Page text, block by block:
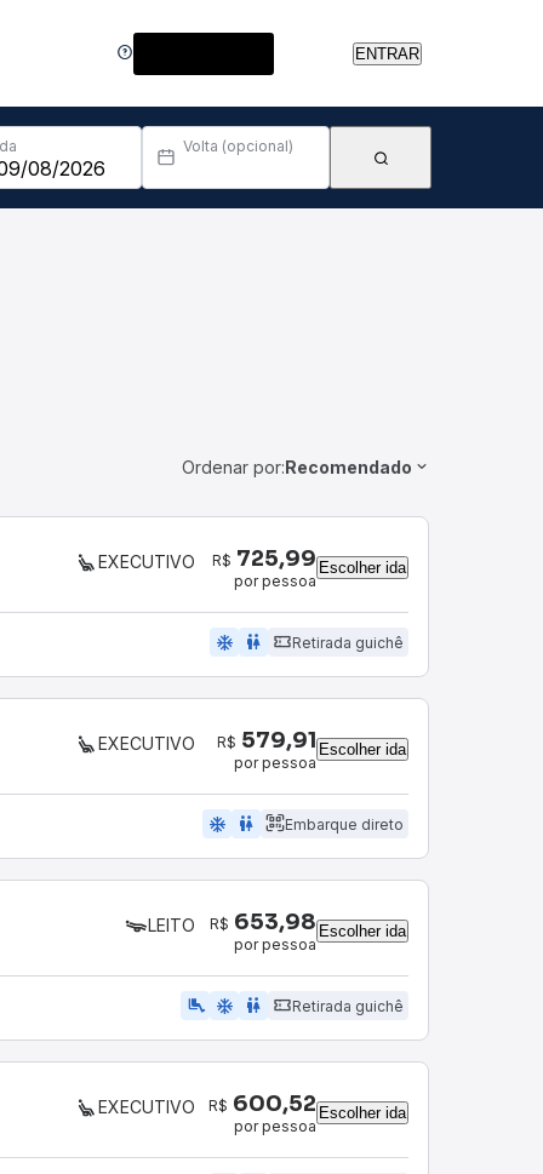
ENTRAR
Volta (opcional)
Ordenar por:Recomendado
EXECUTIVO R$ 725,99
por pessoa
Escolher ida
ac_unit wc Retirada guichê
EXECUTIVO R$ 579,91
por pessoa
Escolher ida
ac_unit wc Embarque direto
LEITO R$ 653,98
por pessoa
Escolher ida
airline_seat_legroom_extra ac_unit wc Retirada guichê
EXECUTIVO R$ 600,52
por pessoa
Escolher ida